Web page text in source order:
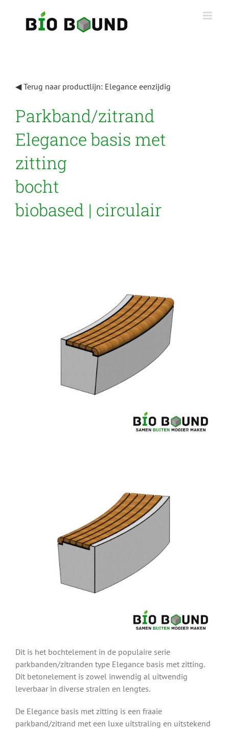
◀ Terug naar productlijn: Elegance eenzijdig
Parkband/zitrand
Elegance basis met
zitting
bocht
biobased | circulair
Dit is het bochtelement in de populaire serie
parkbanden/zitranden type Elegance basis met zitting.
Dit betonelement is zowel inwendig al uitwendig
leverbaar in diverse stralen en lengtes.
De Elegance basis met zitting is een fraaie
parkband/zitrand met een luxe uitstraling en uitstekend